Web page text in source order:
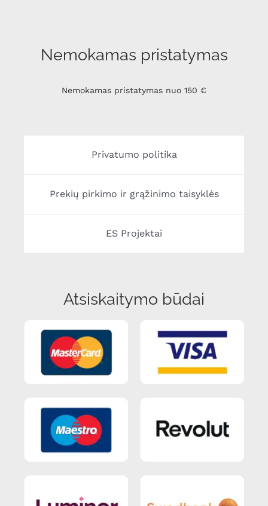
Nemokamas pristatymas
Nemokamas pristatymas nuo 150 €
Privatumo politika
Prekių pirkimo ir grąžinimo taisyklės
ES Projektai
Atsiskaitymo būdai